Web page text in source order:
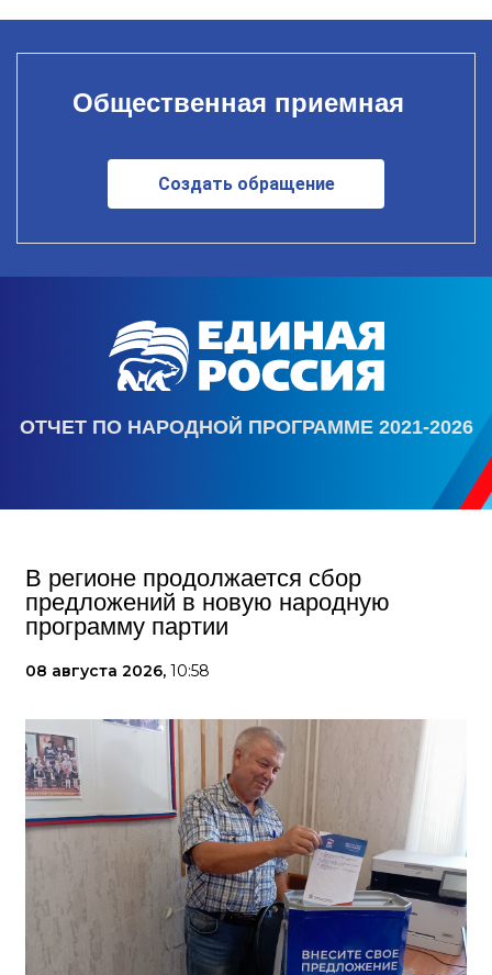
Общественная приемная
Создать обращение
ОТЧЕТ ПО НАРОДНОЙ ПРОГРАММЕ 2021-2026
В регионе продолжается сбор
предложений в новую народную
программу партии
08 августа 2026, 10:58